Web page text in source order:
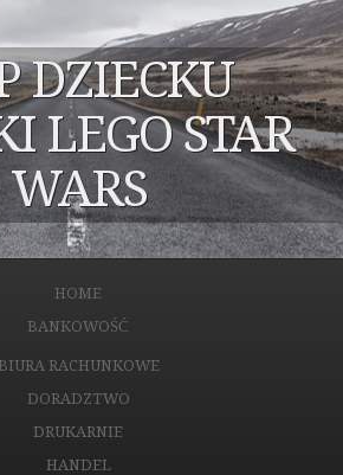
DZIECKU
LEGO STAR
WARS
HOME
BANKOWOŚĆ
BIURA RACHUNKOWE
DORADZTWO
DRUKARNIE
HANDEL